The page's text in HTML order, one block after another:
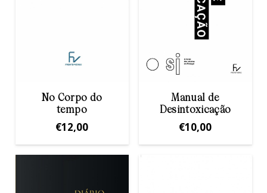
No Corpo do
tempo
€12,00
Manual de
Desintoxicação
€10,00